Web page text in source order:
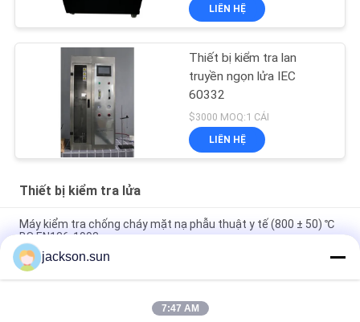
LIÊN HỆ
Thiết bị kiểm tra lan
truyền ngọn lửa IEC
60332
$3000 MOQ:1 CÁI
LIÊN HỆ
Thiết bị kiểm tra lửa
Máy kiểm tra chống cháy mặt nạ phẫu thuật y tế (800 ± 50) ℃
BS EN136-1998
100 ~ 450 ℃ Bộ kiểm tra chỉ số dòng chảy tan chảy MFR MVR
Nhựa nhiệt dẻo ISO 1133 ASTM D1238
Máy thử pin thương hiệu năng lượng mặt trời của ngọn lửa &
jackson.sun
7:47 AM